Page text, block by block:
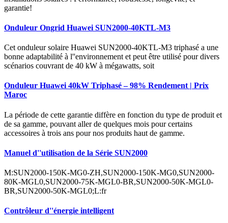
garantie!
Onduleur Ongrid Huawei SUN2000-40KTL-M3
Cet onduleur solaire Huawei SUN2000-40KTL-M3 triphasé a une
bonne adaptabilité à l''environnement et peut être utilisé pour divers
scénarios couvrant de 40 kW à mégawatts, soit
Onduleur Huawei 40kW Triphasé – 98% Rendement | Prix
Maroc
La période de cette garantie diffère en fonction du type de produit et
de sa gamme, pouvant aller de quelques mois pour certains
accessoires à trois ans pour nos produits haut de gamme.
Manuel d''utilisation de la Série SUN2000
M:SUN2000-150K-MG0-ZH,SUN2000-150K-MG0,SUN2000-
80K-MGL0,SUN2000-75K-MGL0-BR,SUN2000-50K-MGL0-
BR,SUN2000-50K-MGL0;L:fr
Contrôleur d''énergie intelligent